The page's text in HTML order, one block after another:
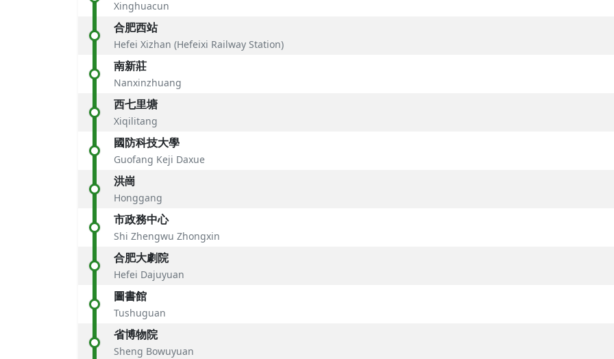
Xinghuacun
合肥西站
Hefei Xizhan (Hefeixi Railway Station)
南新莊
Nanxinzhuang
西七里塘
Xiqilitang
國防科技大學
Guofang Keji Daxue
洪崗
Honggang
市政務中心
Shi Zhengwu Zhongxin
合肥大劇院
Hefei Dajuyuan
圖書館
Tushuguan
省博物院
Sheng Bowuyuan